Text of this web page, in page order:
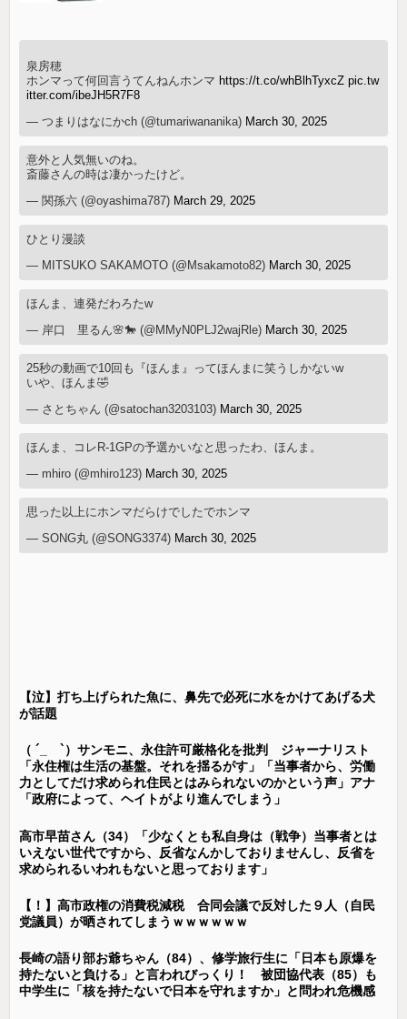
泉房穂
ホンマって何回言うてんねんホンマ https://t.co/whBlhTyxcZ pic.tw
itter.com/ibeJH5R7F8
— つまりはなにかch (@tumariwananika) March 30, 2025
意外と人気無いのね。
斎藤さんの時は凄かったけど。
— 関孫六 (@oyashima787) March 29, 2025
ひとり漫談
— MITSUKO SAKAMOTO (@Msakamoto82) March 30, 2025
ほんま、連発だわろたw
— 岸口 里るん🌸🐎 (@MMyN0PLJ2wajRle) March 30, 2025
25秒の動画で10回も『ほんま』ってほんまに笑うしかないw
いや、ほんま🤣
— さとちゃん (@satochan3203103) March 30, 2025
ほんま、コレR-1GPの予選かいなと思ったわ、ほんま。
— mhiro (@mhiro123) March 30, 2025
思った以上にホンマだらけでしたでホンマ
— SONG丸 (@SONG3374) March 30, 2025
【泣】打ち上げられた魚に、鼻先で必死に水をかけてあげる犬
が話題
（ ´_ゝ`）サンモニ、永住許可厳格化を批判 ジャーナリスト
「永住権は生活の基盤。それを揺るがす」「当事者から、労働
力としてだけ求められ住民とはみられないのかという声」アナ
「政府によって、ヘイトがより進んでしまう」
高市早苗さん（34）「少なくとも私自身は（戦争）当事者とは
いえない世代ですから、反省なんかしておりませんし、反省を
求められるいわれもないと思っております」
【！】高市政権の消費税減税 合同会議で反対した９人（自民
党議員）が晒されてしまうｗｗｗｗｗｗ
長崎の語り部お爺ちゃん（84）、修学旅行生に「日本も原爆を
持たないと負ける」と言われびっくり！ 被団協代表（85）も
中学生に「核を持たないで日本を守れますか」と問われ危機感